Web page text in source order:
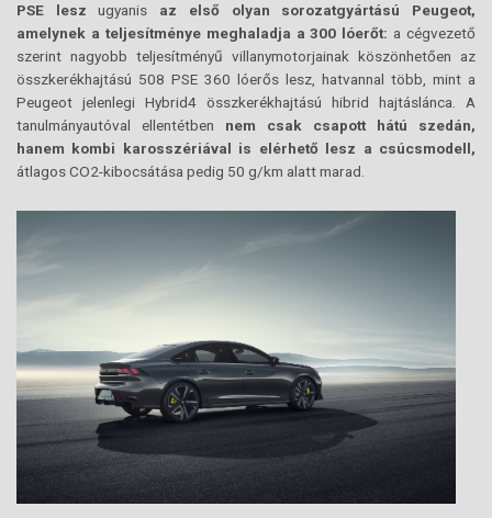
PSE leszugyanis az első olyan sorozatgyártású Peugeot,
amelynek a teljesítménye meghaladja a 300 lóerőt: a cégvezető
szerint nagyobb teljesítményű villanymotorjainak köszönhetően az
összkerékhajtású 508 PSE 360 lóerős lesz, hatvannal több, mint a
Peugeot jelenlegi Hybrid4 összkerékhajtású hibrid hajtáslánca. A
tanulmányautóval ellentétben nem csak csapott hátú szedán,
hanem kombi karosszériával is elérhető lesz a csúcsmodell,
átlagos CO2-kibocsátása pedig 50 g/km alatt marad.